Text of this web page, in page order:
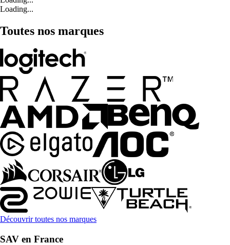
Loading...
Toutes nos marques
Découvrir toutes nos marques
SAV en France